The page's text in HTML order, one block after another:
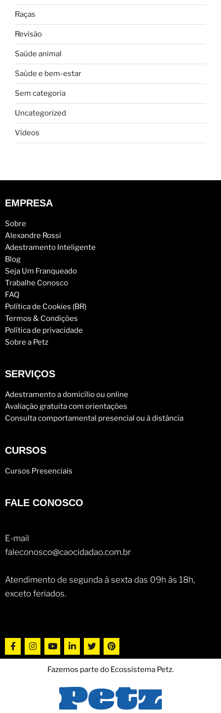
Raças
Revisão
Saúde animal
Saúde e bem-estar
Sem categoria
Uncategorized
Vídeos
EMPRESA
Sobre
Alexandre Rossi
Adestramento Inteligente
Blog
Seja Um Franqueado
Trabalhe Conosco
FAQ
Política de Cookies (BR)
Termos & Condições
Política de privacidade
Sobre a Petz
SERVIÇOS
Adestramento a domicílio ou online
Avaliação gratuita com orientações
Consulta comportamental presencial ou à distância
CURSOS
Cursos Presenciais
FALE CONOSCO
E-mail
faleconosco@caocidadao.com.br
Atendimento de segunda à sexta das 09h às 18h,
exceto feriados.
Fazemos parte do Ecossistema Petz.